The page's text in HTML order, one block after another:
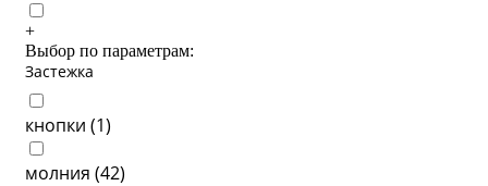
+
Выбор по параметрам:
Застежка
кнопки (1)
молния (42)